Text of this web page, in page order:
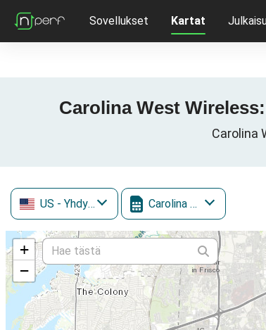
Sovellukset Kartat
Carolina West
Carolina
US - Yhdysvallat Carolina West Wireless
+
−